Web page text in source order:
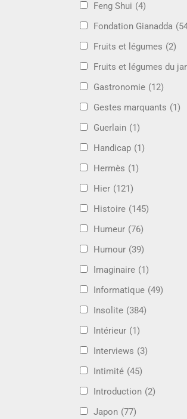
Feng Shui (4)
Fondation Gianadda
Fruits et légumes (2)
Fruits et légumes du
Gastronomie (12)
Gestes marquants (1)
Guerlain (1)
Handicap (1)
Hermès (1)
Hier (121)
Histoire (145)
Humeur (76)
Humour (39)
Imaginaire (1)
Informatique (49)
Insolite (384)
Intérieur (1)
Interviews (3)
Intimité (45)
Introduction (2)
Japon (77)